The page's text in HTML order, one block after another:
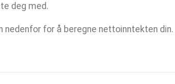
deg med.
for å beregne nettoinntekten din.